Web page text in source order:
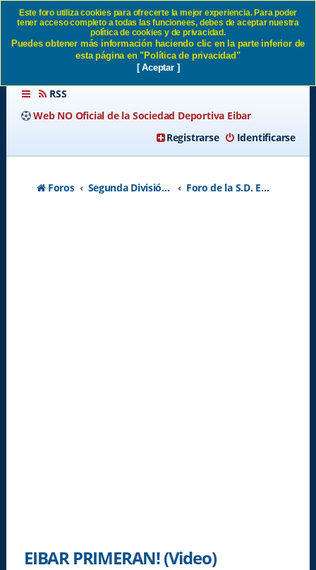
EIBAR PRIMERAN! (Video)
SD Eibar
RSS
Web NO Oficial de la Sociedad Deportiva Eibar
Identificarse
Registrarse
Foros Segunda División A - Temporada 2026-2027 Foro de la S.D. Eibar
EIBAR PRIMERAN! (Video)
Este foro utiliza cookies para ofrecerte la mejor experiencia. Para poder
tener acceso completo a todas las funcionees, debes de aceptar nuestra
política de cookies y de privacidad.
Puedes obtener más información haciendo clic en la parte inferior de
esta página en "Política de privacidad"
[ Aceptar ]